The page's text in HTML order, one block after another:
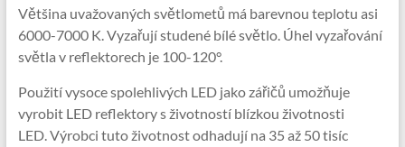
Většina uvažovaných světlometů má barevnou teplotu asi
6000-7000 K. Vyzařují studené bílé světlo. Úhel vyzařování
světla v reflektorech je 100-120°.
Použití vysoce spolehlivých LED jako zářičů umožňuje
vyrobit LED reflektory s životností blízkou životnosti
LED. Výrobci tuto životnost odhadují na 35 až 50 tisíc